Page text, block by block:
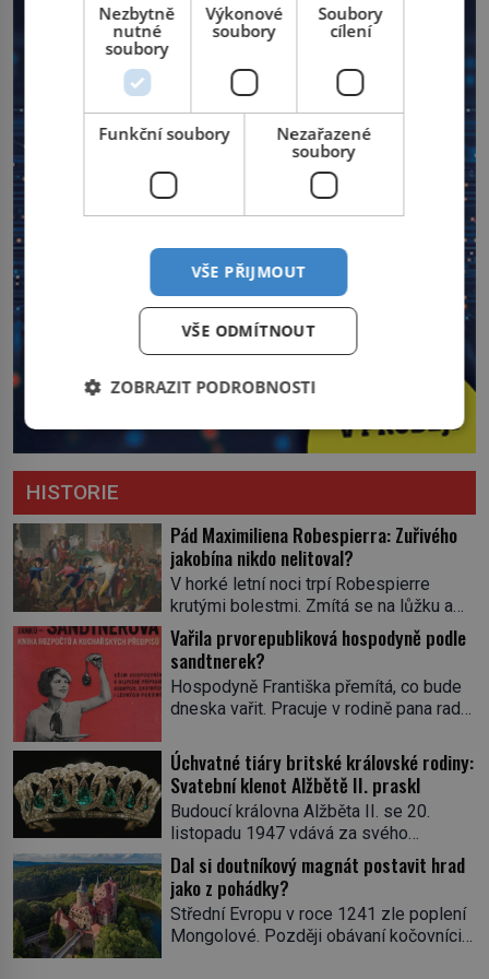
HISTORIE
Pád Maximiliena Robespierra: Zuřivého
jakobína nikdo nelitoval?
V horké letní noci trpí Robespierre
krutými bolestmi. Zmítá se na lůžku a
hlavou mu víří kolotoč myšlenek. Když
se probere z mdlob, vzpomene si na
jednu z pařížských jasnovidek, kterou
před lety navštívil. Prorokovala mu
tragický osud. Tehdy se jí vysmál.
prohlásil o něm jiný významný
francouzský revolucionář, Honoré de
Mirabeau […]
Vařila prvorepubliková hospodyně podle
sandtnerek?
Hospodyně Františka přemítá, co bude
dneska vařit. Pracuje v rodině pana rady
rychle v jedné ze „sandtnerek“.
„Zaplaťpánbůh, že už nemusíme chodit
s lístky,“ povzdechne si směrem ke
služce, kterou má v kuchyni k ruce.
Ještě v prvních letech nové republiky
fungoval kvůli nedostatku zboží
přídělový systém. […]
Úchvatné tiáry britské královské rodiny:
Svatební klenot Alžbětě II. praskl
Budoucí královna Alžběta II. se 20.
listopadu 1947 vdává za svého
vyvoleného Filipa Mountbattena. Aby
měla na obřad ve Westminsteru podle
tradice „něco vypůjčeného“, její matka jí
věnuje jedinečný šperk ze své
soukromé kolekce – diamantovou tiáru
Dal si doutníkový magnát postavit hrad
jako z pohádky?
Střední Evropu v roce 1241 zle poplení
Mongolové. Později obávaní kočovníci
Nezbytně
nutné
soubory
Výkonové
soubory
Soubory
cílení
Funkční soubory
Nezařazené
soubory
VŠE PŘIJMOUT
VŠE ODMÍTNOUT
ZOBRAZIT PODROBNOSTI